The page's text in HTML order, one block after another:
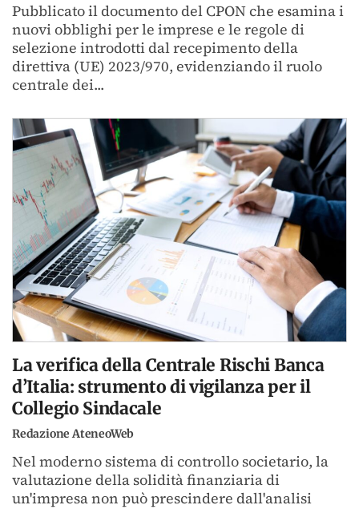
Pubblicato il documento del CPON che esamina i
nuovi obblighi per le imprese e le regole di
selezione introdotti dal recepimento della
direttiva (UE) 2023/970, evidenziando il ruolo
centrale dei...
La verifica della Centrale Rischi Banca
d’Italia: strumento di vigilanza per il
Collegio Sindacale
Redazione AteneoWeb
Nel moderno sistema di controllo societario, la
valutazione della solidità finanziaria di
un'impresa non può prescindere dall'analisi